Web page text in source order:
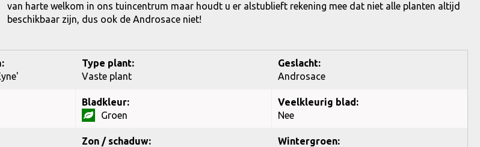
van harte welkom in ons tuincentrum maar houdt u er alstublieft rekening mee dat niet alle planten altijd
beschikbaar zijn, dus ook de Androsace niet!
Type plant:
Vaste plant
Geslacht:
Androsace
Bladkleur:
Groen
Veelkleurig blad:
Nee
Zon / schaduw:
Wintergroen: